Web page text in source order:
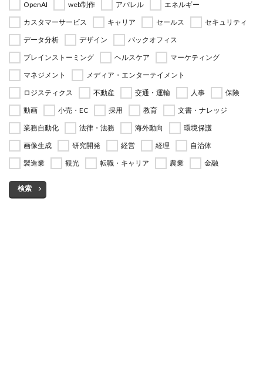
OpenAI web制作 アパレル
エネルギー
カスタマーサービス
キャリア セールス
セキュリティ
データ分析
デザイン
バックオフィス
ブレインストーミング
ヘルスケア
マーケティング
マネジメント
メディア・エンターテイメント
ロジスティクス
不動産 交通・運輸 人事
保険
動画
小売・EC 採用 教育
文書・ナレッジ
業務自動化
法律・法務 海外動向
環境保護
画像生成
研究開発 経営 経理
自治体
製造業
観光 転職・キャリア 農業 金融
検索